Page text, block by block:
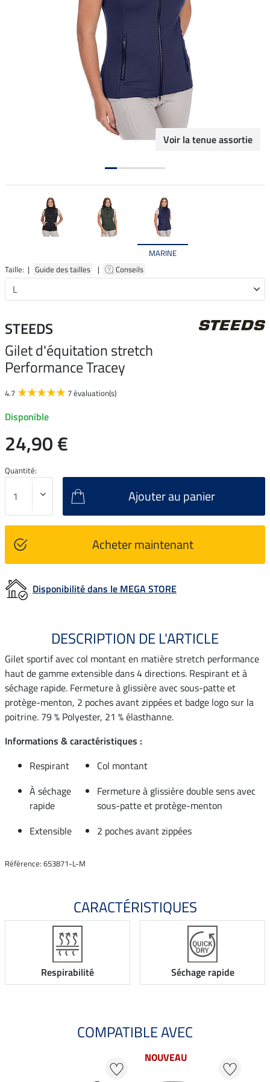
Voir la tenue assortie
MARINE
Taille: | Guide des tailles | Conseils
STEEDS
Gilet d'équitation stretch
Performance Tracey
4.7 7 évaluation(s)
Disponible
24,90 €
Quantité:
Ajouter au panier
Acheter maintenant
Disponibilité dans le MEGA STORE
DESCRIPTION DE L'ARTICLE
Gilet sportif avec col montant en matière stretch performance
haut de gamme extensible dans 4 directions. Respirant et à
séchage rapide. Fermeture à glissière avec sous-patte et
protège-menton, 2 poches avant zippées et badge logo sur la
poitrine. 79 % Polyester, 21 % élasthanne.
Informations & caractéristiques :
Respirant
Col montant
À séchage
rapide
Fermeture à glissière double sens avec
sous-patte et protège-menton
Extensible
2 poches avant zippées
Référence: 653871-L-M
CARACTÉRISTIQUES
Respirabilité Séchage rapide
COMPATIBLE AVEC
NOUVEAU